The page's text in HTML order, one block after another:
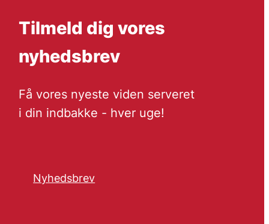
Tilmeld dig vores
nyhedsbrev
Få vores nyeste viden serveret
i din indbakke - hver uge!
Nyhedsbrev